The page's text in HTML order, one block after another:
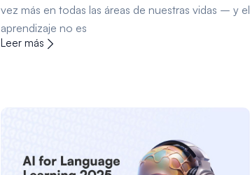
vez más en todas las áreas de nuestras vidas – y el
aprendizaje no es
Leer más